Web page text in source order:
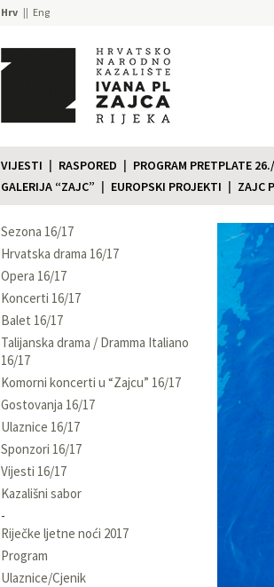
Hrv Eng
VIJESTI RASPORED PROGRAM PRETPLATE
GALERIJA “ZAJC”
EUROPSKI PROJEKTI ZAJC
Sezona 16/17
Hrvatska drama 16/17
Opera 16/17
Koncerti 16/17
Balet 16/17
Talijanska drama / Dramma Italiano
16/17
Komorni koncerti u “Zajcu” 16/17
Gostovanja 16/17
Ulaznice 16/17
Sponzori 16/17
Vijesti 16/17
Kazališni sabor
Riječke ljetne noći 2017
Program
Ulaznice/Cjenik